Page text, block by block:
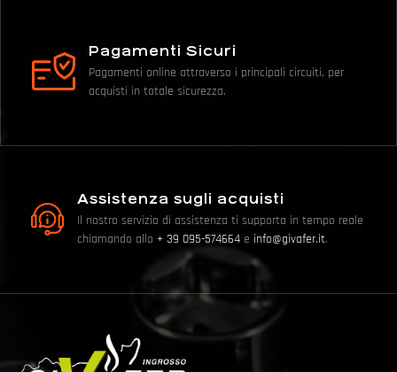
Pagamenti Sicuri
Pagamenti online attraverso i principali circuiti, per
acquisti in totale sicurezza.
Assistenza sugli acquisti
Il nostro servizio di assistenza ti supporta in tempo reale
chiamando allo + 39 095-574664 e info@givafer.it.